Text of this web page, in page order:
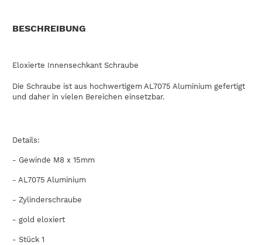
BESCHREIBUNG
Eloxierte Innensechkant Schraube
Die Schraube ist aus hochwertigem AL7075 Aluminium gefertigt
und daher in vielen Bereichen einsetzbar.
Details:
- Gewinde M8 x 15mm
- AL7075 Aluminium
- Zylinderschraube
- gold eloxiert
- Stück 1